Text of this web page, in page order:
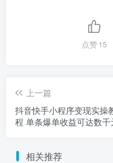
点赞15
上一篇
抖音快手小程序变现实操
程 单条爆单收益可达数千
相关推荐